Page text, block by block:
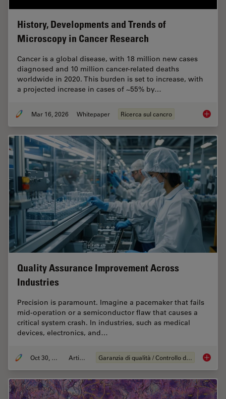
History, Developments and Trends of
Microscopy in Cancer Research
Cancer is a global disease, with 18 million new cases
diagnosed and 10 million cancer-related deaths
worldwide in 2020. This burden is set to increase, with
a projected increase in cases of ~55% by…
Mar 16, 2026 Whitepaper Ricerca sul cancro
Quality Assurance Improvement Across
Industries
Precision is paramount. Imagine a pacemaker that fails
mid-operation or a semiconductor flaw that causes a
critical system crash. In industries, such as medical
devices, electronics, and…
Oct 30, 2025 Articolo Garanzia di qualità / Controllo di qualità Quality